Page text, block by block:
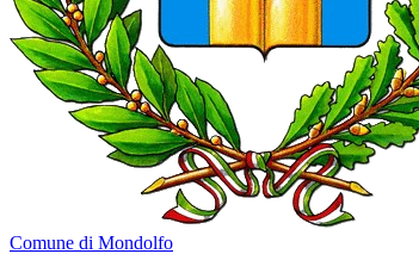
Comune di Mondolfo